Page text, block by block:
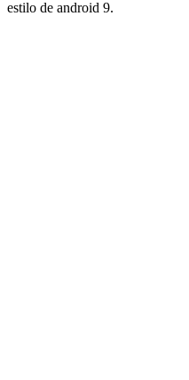
estilo de android 9.